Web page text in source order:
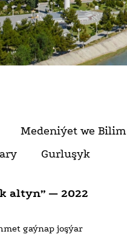
Medeniýet we Bilim
Gurluşyk
altyn” — 2022
gaýnap joşýar